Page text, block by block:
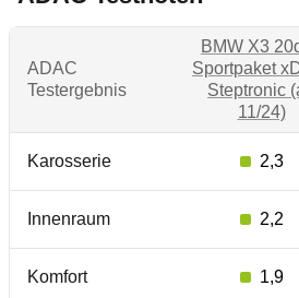
ADAC
Testergebnis
BMW X3
Sportpaket
Steptronic
11/24)
Karosserie 2,3
Innenraum 2,2
Komfort 1,9